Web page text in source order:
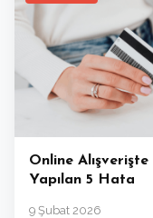
Online Alışverişte
Yapılan 5 Hata
9 Şubat 2026